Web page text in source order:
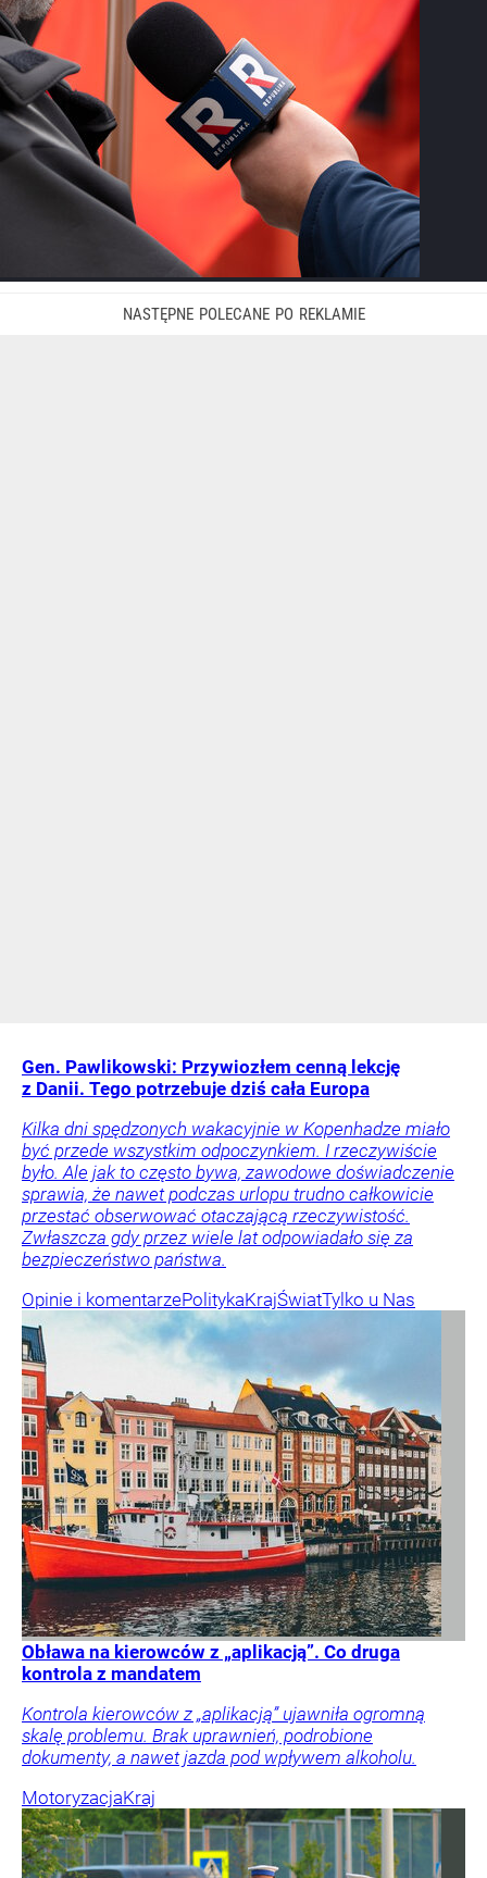
Gen. Pawlikowski: Przywiozłem cenną lekcję
z Danii. Tego potrzebuje dziś cała Europa
Kilka dni spędzonych wakacyjnie w Kopenhadze miało
być przede wszystkim odpoczynkiem. I rzeczywiście
było. Ale jak to często bywa, zawodowe doświadczenie
sprawia, że nawet podczas urlopu trudno całkowicie
przestać obserwować otaczającą rzeczywistość.
Zwłaszcza gdy przez wiele lat odpowiadało się za
bezpieczeństwo państwa.
Opinie i komentarzePolitykaKrajŚwiatTylko u Nas
Obława na kierowców z „aplikacją”. Co druga
kontrola z mandatem
Kontrola kierowców z „aplikacją” ujawniła ogromną
skalę problemu. Brak uprawnień, podrobione
dokumenty, a nawet jazda pod wpływem alkoholu.
MotoryzacjaKraj